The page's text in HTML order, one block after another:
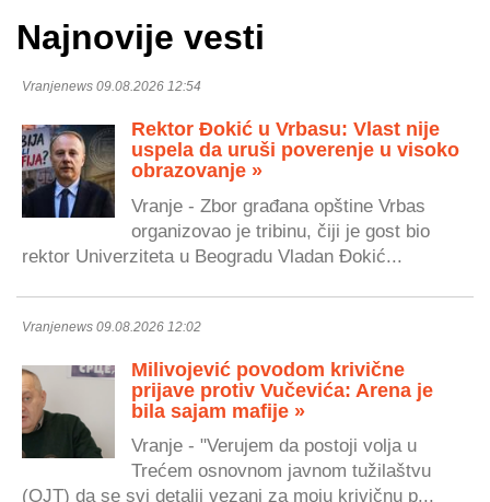
Najnovije vesti
Vranjenews 09.08.2026 12:54
Rektor Đokić u Vrbasu: Vlast nije
uspela da uruši poverenje u visoko
obrazovanje »
Vranje - Zbor građana opštine Vrbas
organizovao je tribinu, čiji je gost bio
rektor Univerziteta u Beogradu Vladan Đokić...
Vranjenews 09.08.2026 12:02
Milivojević povodom krivične
prijave protiv Vučevića: Arena je
bila sajam mafije »
Vranje - "Verujem da postoji volja u
Trećem osnovnom javnom tužilaštvu
(OJT) da se svi detalji vezani za moju krivičnu p...